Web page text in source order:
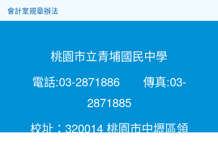
會計室規章辦法
桃園市立青埔國民中學
電話:03-2871886 傳真:03-
2871885
校址：320014 桃園市中壢區領